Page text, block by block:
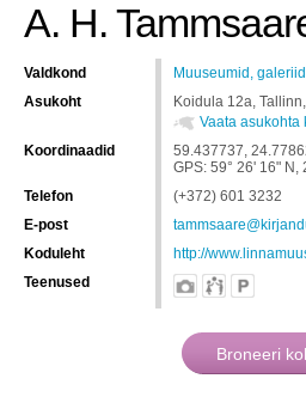
A. H.
Valdkond Muuseumid, galeriid
Asukoht
Koidula 12a,
Vaata asukohta
Koordinaadid
59.437737,
GPS: 59° 26' 16" N,
Telefon
(+372) 601 3232
E-post
Koduleht
http://
Teenused